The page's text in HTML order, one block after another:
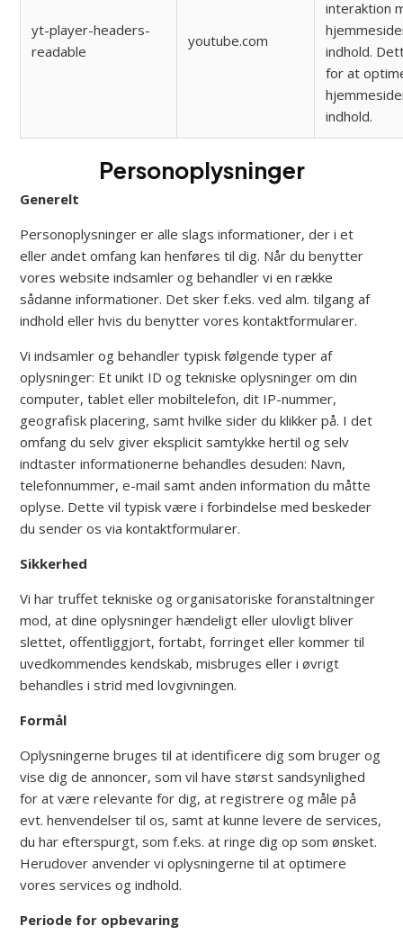
yt-player-headers-
readable
youtube.com
interaktion
indhold.
for at
indhold.
Personoplysninger
Generelt
Personoplysninger er alle slags informationer, der i et
eller andet omfang kan henføres til dig. Når du benytter
vores website indsamler og behandler vi en række
sådanne informationer. Det sker f.eks. ved alm. tilgang af
indhold eller hvis du benytter vores kontaktformularer.
Vi indsamler og behandler typisk følgende typer af
oplysninger: Et unikt ID og tekniske oplysninger om din
computer, tablet eller mobiltelefon, dit IP-nummer,
geografisk placering, samt hvilke sider du klikker på. I det
omfang du selv giver eksplicit samtykke hertil og selv
indtaster informationerne behandles desuden: Navn,
telefonnummer, e-mail samt anden information du måtte
oplyse. Dette vil typisk være i forbindelse med beskeder
du sender os via kontaktformularer.
Sikkerhed
Vi har truffet tekniske og organisatoriske foranstaltninger
mod, at dine oplysninger hændeligt eller ulovligt bliver
slettet, offentliggjort, fortabt, forringet eller kommer til
uvedkommendes kendskab, misbruges eller i øvrigt
behandles i strid med lovgivningen.
Formål
Oplysningerne bruges til at identificere dig som bruger og
vise dig de annoncer, som vil have størst sandsynlighed
for at være relevante for dig, at registrere og måle på
evt. henvendelser til os, samt at kunne levere de services,
du har efterspurgt, som f.eks. at ringe dig op som ønsket.
Herudover anvender vi oplysningerne til at optimere
vores services og indhold.
Periode for opbevaring